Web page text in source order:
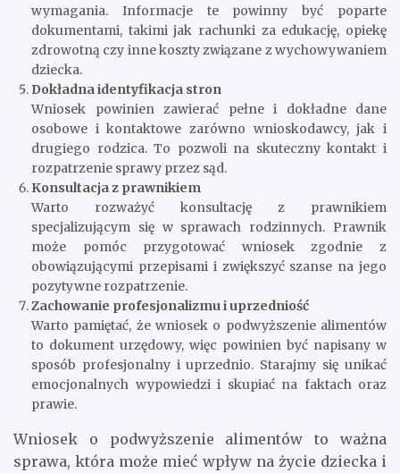
wymagania. Informacje te powinny być poparte
dokumentami, takimi jak rachunki za edukację, opiekę
zdrowotną czy inne koszty związane z wychowywaniem
dziecka.
Dokładna identyfikacja stron
Wniosek powinien zawierać pełne i dokładne dane
osobowe i kontaktowe zarówno wnioskodawcy, jak i
drugiego rodzica. To pozwoli na skuteczny kontakt i
rozpatrzenie sprawy przez sąd.
Konsultacja z prawnikiem
Warto rozważyć konsultację z prawnikiem
specjalizującym się w sprawach rodzinnych. Prawnik
może pomóc przygotować wniosek zgodnie z
obowiązującymi przepisami i zwiększyć szanse na jego
pozytywne rozpatrzenie.
Zachowanie profesjonalizmu i uprzedniość
Warto pamiętać, że wniosek o podwyższenie alimentów
to dokument urzędowy, więc powinien być napisany w
sposób profesjonalny i uprzednio. Starajmy się unikać
emocjonalnych wypowiedzi i skupiać na faktach oraz
prawie.
Wniosek o podwyższenie alimentów to ważna
sprawa, która może mieć wpływ na życie dziecka i